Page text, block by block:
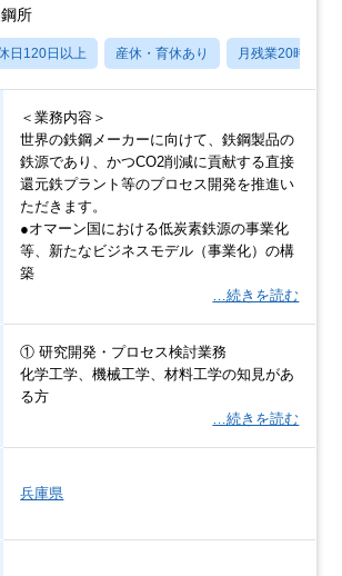
所
日120日以上 産休・育休あり 月残業20時間以
＜業務内容＞
世界の鉄鋼メーカーに向けて、鉄鋼製品の
鉄源であり、かつCO2削減に貢献する直接
還元鉄プラント等のプロセス開発を推進い
ただきます。
●オマーン国における低炭素鉄源の事業化
等、新たなビジネスモデル（事業化）の構
築
…続きを読む
① 研究開発・プロセス検討業務
化学工学、機械工学、材料工学の知見があ
る方
…続きを読む
兵庫県